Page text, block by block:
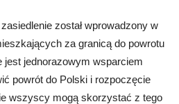
został wprowadzony w
za granicą do powrotu
jest jednorazowym wsparciem
powrót do Polski i rozpoczęcie
wszyscy mogą skorzystać z tego